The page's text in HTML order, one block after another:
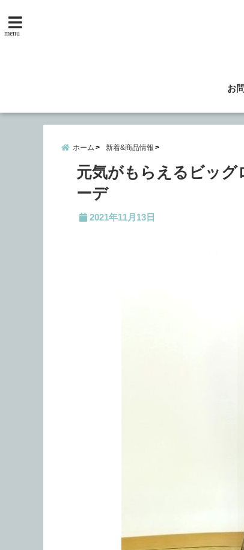
menu
お
ホーム 新着&商品情報
元気がもらえるビッ
ーデ
2021年11月13日